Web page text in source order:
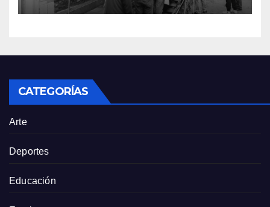
CATEGORÍAS
Arte
Deportes
Educación